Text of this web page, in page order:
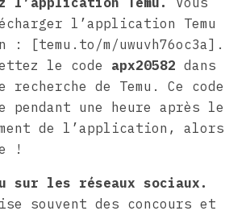
l’application Temu
[temu.to/m/uwuvh76oc3a].
le code apx20582 dans
de Temu. Ce code
pendant une heure après le
de l’application, alors
!
sur les réseaux sociaux.
souvent des concours et